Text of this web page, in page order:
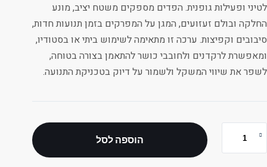
לטיני ופעילות גופנית. הפדים מספקים משטח יציב, מונע
החלקה ובולם זעזועים, המגן על המפרקים בזמן תנועות חדות,
סיבובים וקפיצות. ערכה זו מתאימה לשימוש ביתי או בסטודיו,
ומאפשרת לרקדנים ולחובבי כושר להתאמן בצורה בטוחה,
לשפר את שיווי המשקל ולשמור על דיוק בטכניקת התנועה.
הוספה לסל